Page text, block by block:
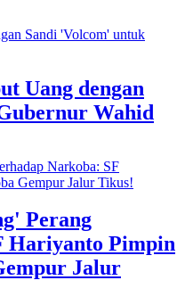
Uang dengan
Wahid
Perang
Hariyanto Pimpin
Jalur